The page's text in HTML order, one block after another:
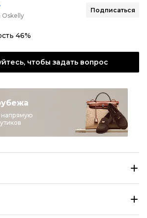
Oskelly
Подписаться
46%
чтобы задать вопрос
напрямую